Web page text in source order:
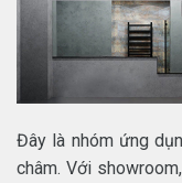
Đây là nhóm ứng
châm. Với